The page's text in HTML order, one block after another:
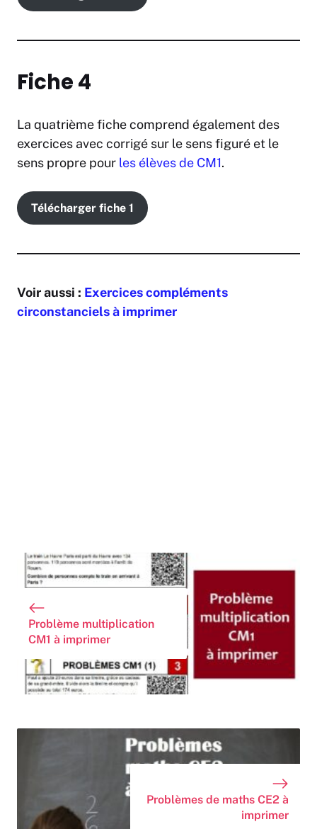
Fiche 4
La quatrième fiche comprend également des
exercices avec corrigé sur le sens figuré et le
sens propre pour les élèves de CM1.
Télécharger fiche 1
Voir aussi : Exercices compléments
circonstanciels à imprimer
Problème multiplication
CM1 à imprimer
Problèmes de maths CE2 à
imprimer